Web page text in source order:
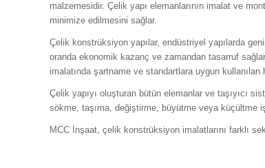
malzemesidir. Çelik yapı elemanlarının imalat ve
minimize edilmesini sağlar.
Çelik konstrüksiyon yapılar, endüstriyel yapılarda
oranda ekonomik kazanç ve zamandan tasarruf
imalatında şartname ve standartlara uygun
Çelik yapıyı oluşturan bütün elemanlar ve taşıyıcı
sökme, taşıma, değiştirme, büyütme veya küçültme
MCC İnşaat, çelik konstrüksiyon imalatlarını farklı